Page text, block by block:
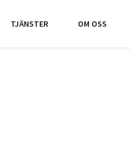
TJÄNSTER OM OSS